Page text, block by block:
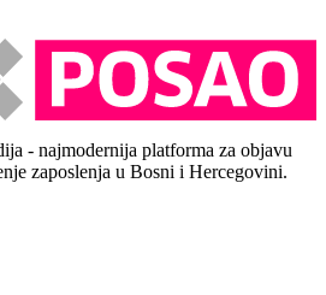
- najmodernija platforma za objavu
zaposlenja u Bosni i Hercegovini.